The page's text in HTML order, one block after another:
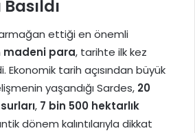
armağan ettiği en önemli
madeni para, tarihte ilk kez
Ekonomik tarih açısından büyük
yaşandığı Sardes, 20
, 7 bin 500 hektarlık
dönem kalıntılarıyla dikkat